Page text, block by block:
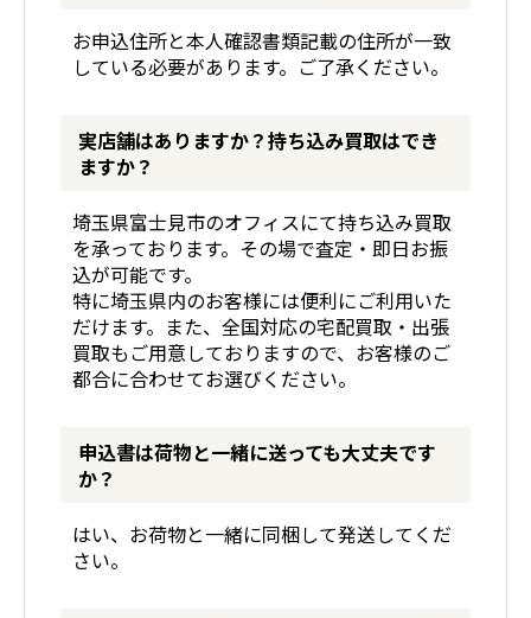
お申込住所と本人確認書類記載の住所が一致
している必要があります。ご了承ください。
実店舗はありますか？持ち込み買取はでき
ますか？
埼玉県富士見市のオフィスにて持ち込み買取
を承っております。その場で査定・即日お振
込が可能です。
特に埼玉県内のお客様には便利にご利用いた
だけます。また、全国対応の宅配買取・出張
買取もご用意しておりますので、お客様のご
都合に合わせてお選びください。
申込書は荷物と一緒に送っても大丈夫です
か？
はい、お荷物と一緒に同梱して発送してくだ
さい。